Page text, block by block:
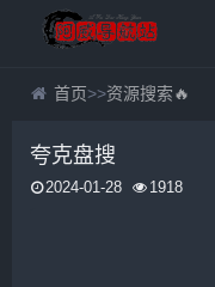
首页>>资源搜索🔥
夸克盘搜
2024-01-28 1918